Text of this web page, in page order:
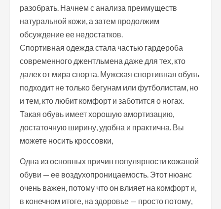
разобрать. Начнем с анализа преимуществ
натуральной кожи, а затем продолжим
обсуждение ее недостатков.
Спортивная одежда стала частью гардероба
современного джентльмена даже для тех, кто
далек от мира спорта. Мужская спортивная обувь
подходит не только бегунам или футболистам, но
и тем, кто любит комфорт и заботится о ногах.
Такая обувь имеет хорошую амортизацию,
достаточную ширину, удобна и практична. Вы
можете носить кроссовки,
Одна из основных причин популярности кожаной
обуви — ее воздухопроницаемость. Этот нюанс
очень важен, потому что он влияет на комфорт и,
в конечном итоге, на здоровье — просто потому,